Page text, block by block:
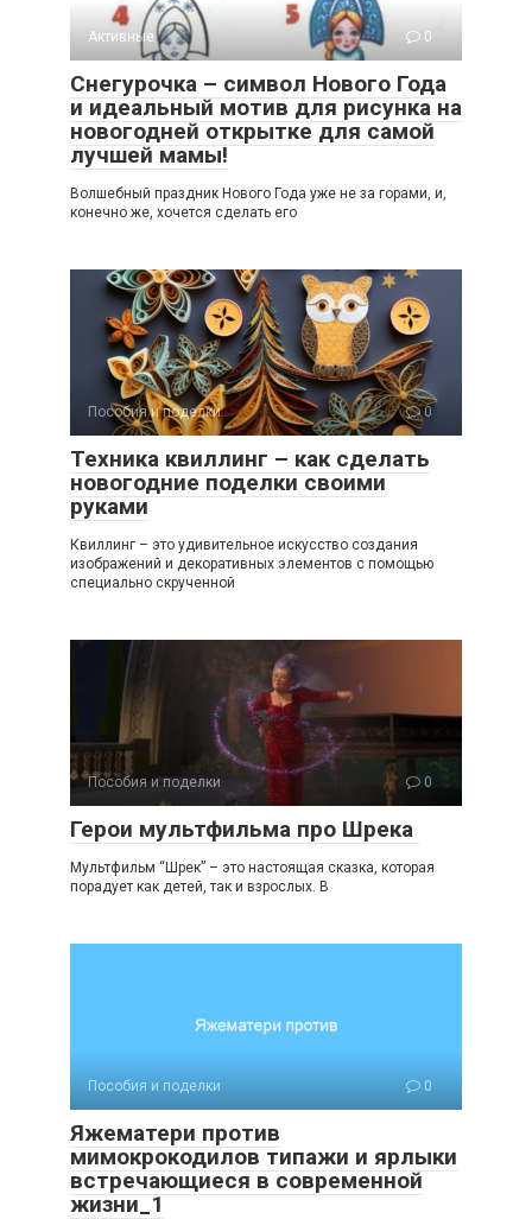
Активные 0
Снегурочка – символ Нового Года
и идеальный мотив для рисунка на
новогодней открытке для самой
лучшей мамы!
Волшебный праздник Нового Года уже не за горами, и,
конечно же, хочется сделать его
Пособия и поделки 0
Техника квиллинг – как сделать
новогодние поделки своими
руками
Квиллинг – это удивительное искусство создания
изображений и декоративных элементов с помощью
специально скрученной
Пособия и поделки 0
Герои мультфильма про Шрека
Мультфильм “Шрек” – это настоящая сказка, которая
порадует как детей, так и взрослых. В
Пособия и поделки 0
Яжематери против
мимокрокодилов типажи и ярлыки
встречающиеся в современной
жизни_1